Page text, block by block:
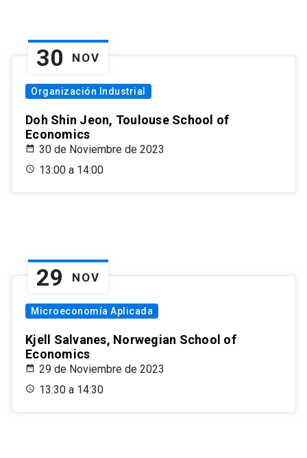
30 NOV
Organización Industrial
Doh Shin Jeon, Toulouse School of
Economics
30 de Noviembre de 2023
13:00 a 14:00
29 NOV
Microeconomía Aplicada
Kjell Salvanes, Norwegian School of
Economics
29 de Noviembre de 2023
13:30 a 14:30